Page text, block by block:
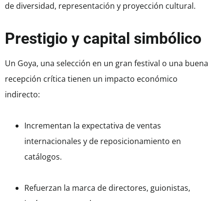
de diversidad, representación y proyección cultural.
Prestigio y capital simbólico
Un Goya, una selección en un gran festival o una buena
recepción crítica tienen un impacto económico
indirecto:
Incrementan la expectativa de ventas
internacionales y de reposicionamiento en
catálogos.
Refuerzan la marca de directores, guionistas,